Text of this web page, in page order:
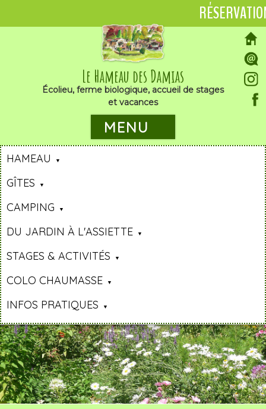
Le Hameau des Damias
Écolieu, ferme biologique, accueil de stages
et vacances
MENU
HAMEAU
GÎTES
CAMPING
DU JARDIN À L'ASSIETTE
STAGES & ACTIVITÉS
COLO CHAUMASSE
INFOS PRATIQUES